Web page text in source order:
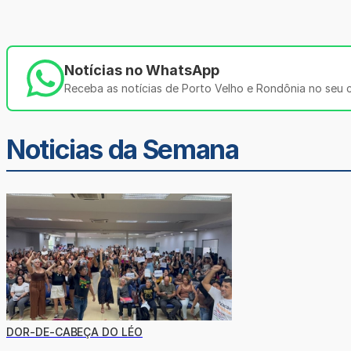
Notícias no WhatsApp
Receba as notícias de Porto Velho e Rondônia no seu
Noticias da Semana
DOR-DE-CABEÇA DO LÉO